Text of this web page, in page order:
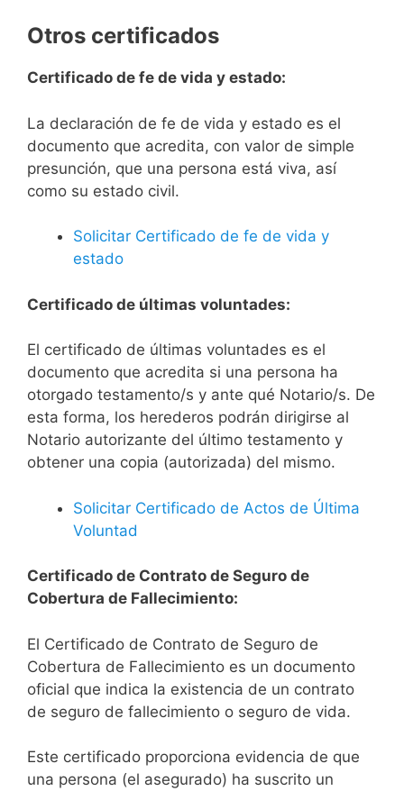
Otros certificados
Certificado de fe de vida y estado:
La declaración de fe de vida y estado es el
documento que acredita, con valor de simple
presunción, que una persona está viva, así
como su estado civil.
Solicitar Certificado de fe de vida y
estado
Certificado de últimas voluntades:
El certificado de últimas voluntades es el
documento que acredita si una persona ha
otorgado testamento/s y ante qué Notario/s. De
esta forma, los herederos podrán dirigirse al
Notario autorizante del último testamento y
obtener una copia (autorizada) del mismo.
Solicitar Certificado de Actos de Última
Voluntad
Certificado de Contrato de Seguro de
Cobertura de Fallecimiento:
El Certificado de Contrato de Seguro de
Cobertura de Fallecimiento es un documento
oficial que indica la existencia de un contrato
de seguro de fallecimiento o seguro de vida.
Este certificado proporciona evidencia de que
una persona (el asegurado) ha suscrito un